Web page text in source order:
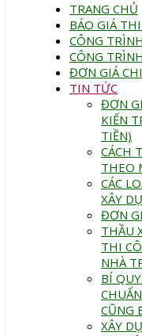
TRANG CHỦ
BÁO GIÁ
CÔNG
CÔNG
ĐƠN GIÁ
TIN TỨC
ĐƠN
KIẾN
TIỀN)
CÁCH
THEO
CÁC
XÂY
ĐƠN
THẦU
THI
NHÀ
BÍ
CŨNG
XÂY